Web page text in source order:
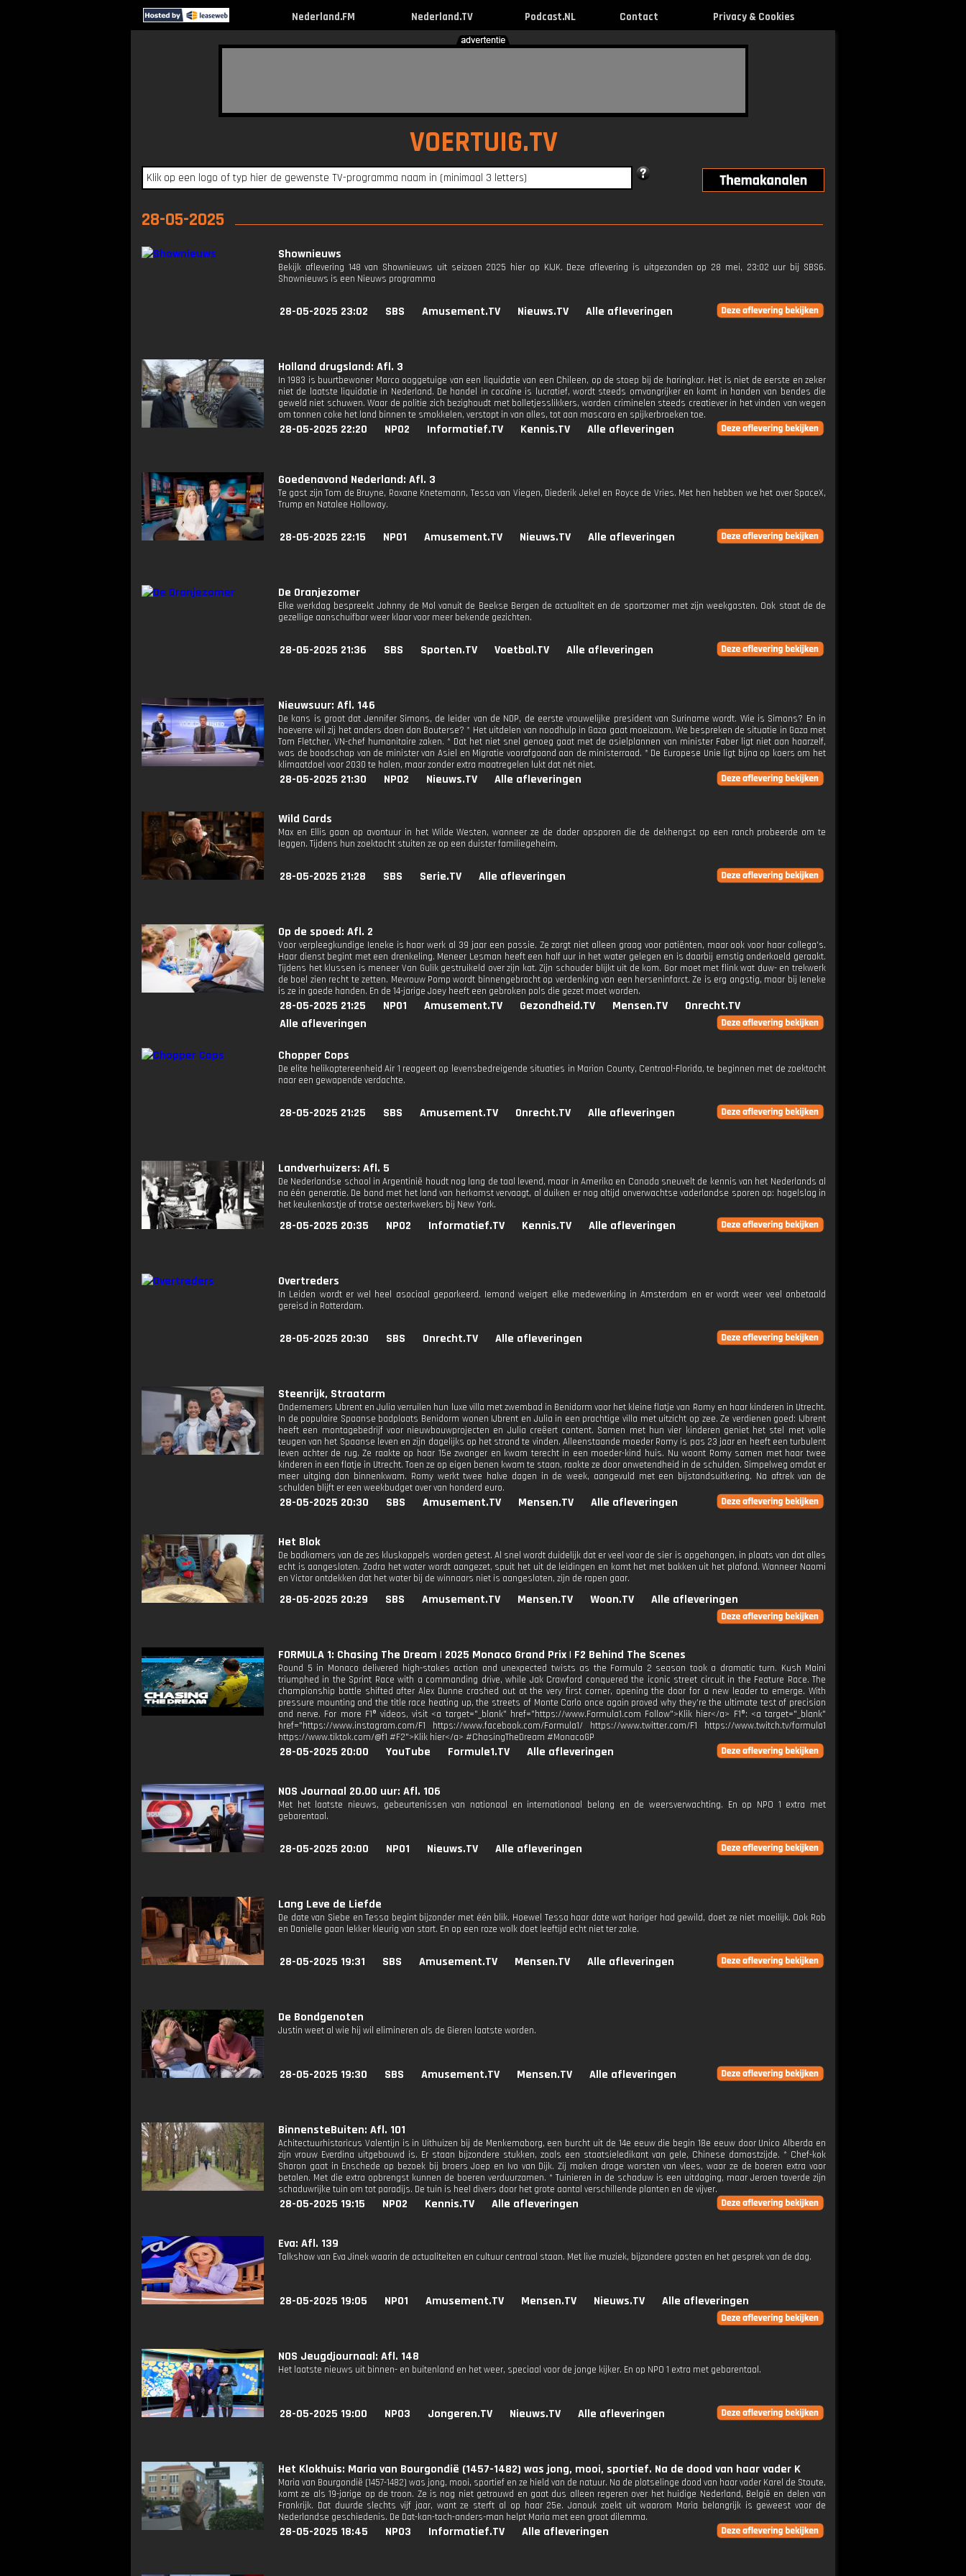
Nederland.FM Nederland.TV Podcast.NL Contact Privacy & Cookies
VOERTUIG.TV
28-05-2025
Shownieuws
Bekijk aflevering 148 van Shownieuws uit seizoen 2025 hier op KIJK. Deze aflevering is uitgezonden op 28 mei, 23:02 uur bij SBS6.
Shownieuws is een Nieuws programma
28-05-2025 23:02 SBS Amusement.TV Nieuws.TV Alle afleveringen
Holland drugsland: Afl. 3
In 1983 is buurtbewoner Marco ooggetuige van een liquidatie van een Chileen, op de stoep bij de haringkar. Het is niet de eerste en zeker
niet de laatste liquidatie in Nederland. De handel in cocaïne is lucratief, wordt steeds omvangrijker en komt in handen van bendes die
geweld niet schuwen. Waar de politie zich bezighoudt met bolletjesslikkers, worden criminelen steeds creatiever in het vinden van wegen
om tonnen coke het land binnen te smokkelen, verstopt in van alles, tot aan mascara en spijkerbroeken toe.
28-05-2025 22:20 NPO2 Informatief.TV Kennis.TV Alle afleveringen
Goedenavond Nederland: Afl. 3
Te gast zijn Tom de Bruyne, Roxane Knetemann, Tessa van Viegen, Diederik Jekel en Royce de Vries. Met hen hebben we het over SpaceX,
Trump en Natalee Holloway.
28-05-2025 22:15 NPO1 Amusement.TV Nieuws.TV Alle afleveringen
De Oranjezomer
Elke werkdag bespreekt Johnny de Mol vanuit de Beekse Bergen de actualiteit en de sportzomer met zijn weekgasten. Ook staat de de
gezellige aanschuifbar weer klaar voor meer bekende gezichten.
28-05-2025 21:36 SBS Sporten.TV Voetbal.TV Alle afleveringen
Nieuwsuur: Afl. 146
De kans is groot dat Jennifer Simons, de leider van de NDP, de eerste vrouwelijke president van Suriname wordt. Wie is Simons? En in
hoeverre wil zij het anders doen dan Bouterse? * Het uitdelen van noodhulp in Gaza gaat moeizaam. We bespreken de situatie in Gaza met
Tom Fletcher, VN-chef humanitaire zaken. * Dat het niet snel genoeg gaat met de asielplannen van minister Faber ligt niet aan haarzelf,
was de boodschap van de minister van Asiel en Migratie voorafgaand aan de ministerraad. * De Europese Unie ligt bijna op koers om het
klimaatdoel voor 2030 te halen, maar zonder extra maatregelen lukt dat nét niet.
28-05-2025 21:30 NPO2 Nieuws.TV Alle afleveringen
Wild Cards
Max en Ellis gaan op avontuur in het Wilde Westen, wanneer ze de dader opsporen die de dekhengst op een ranch probeerde om te
leggen. Tijdens hun zoektocht stuiten ze op een duister familiegeheim.
28-05-2025 21:28 SBS Serie.TV Alle afleveringen
Op de spoed: Afl. 2
Voor verpleegkundige Ieneke is haar werk al 39 jaar een passie. Ze zorgt niet alleen graag voor patiënten, maar ook voor haar collega's.
Haar dienst begint met een drenkeling. Meneer Lesman heeft een half uur in het water gelegen en is daarbij ernstig onderkoeld geraakt.
Tijdens het klussen is meneer Van Gulik gestruikeld over zijn kat. Zijn schouder blijkt uit de kom. Gor moet met flink wat duw- en trekwerk
de boel zien recht te zetten. Mevrouw Pomp wordt binnengebracht op verdenking van een herseninfarct. Ze is erg angstig, maar bij Ieneke
is ze in goede handen. En de 14-jarige Joey heeft een gebroken pols die gezet moet worden.
28-05-2025 21:25 NPO1 Amusement.TV Gezondheid.TV Mensen.TV
Onrecht.TV
Alle afleveringen
Chopper Cops
De elite helikoptereenheid Air 1 reageert op levensbedreigende situaties in Marion County, Centraal-Florida, te beginnen met de zoektocht
naar een gewapende verdachte.
28-05-2025 21:25 SBS Amusement.TV Onrecht.TV Alle afleveringen
Landverhuizers: Afl. 5
De Nederlandse school in Argentinië houdt nog lang de taal levend, maar in Amerika en Canada sneuvelt de kennis van het Nederlands al
na één generatie. De band met het land van herkomst vervaagt, al duiken er nog altijd onverwachtse vaderlandse sporen op: hagelslag in
het keukenkastje of trotse oesterkwekers bij New York.
28-05-2025 20:35 NPO2 Informatief.TV Kennis.TV Alle afleveringen
Overtreders
In Leiden wordt er wel heel asociaal geparkeerd. Iemand weigert elke medewerking in Amsterdam en er wordt weer veel onbetaald
gereisd in Rotterdam.
28-05-2025 20:30 SBS Onrecht.TV Alle afleveringen
Steenrijk, Straatarm
Ondernemers IJbrent en Julia verruilen hun luxe villa met zwembad in Benidorm voor het kleine flatje van Romy en haar kinderen in Utrecht.
In de populaire Spaanse badplaats Benidorm wonen IJbrent en Julia in een prachtige villa met uitzicht op zee. Ze verdienen goed: IJbrent
heeft een montagebedrijf voor nieuwbouwprojecten en Julia creëert content. Samen met hun vier kinderen geniet het stel met volle
teugen van het Spaanse leven en zijn dagelijks op het strand te vinden. Alleenstaande moeder Romy is pas 23 jaar en heeft een turbulent
leven achter de rug. Ze raakte op haar 15e zwanger en kwam terecht in een moeder-kind huis. Nu woont Romy samen met haar twee
kinderen in een flatje in Utrecht. Toen ze op eigen benen kwam te staan, raakte ze door onwetendheid in de schulden. Simpelweg omdat er
meer uitging dan binnenkwam. Romy werkt twee halve dagen in de week, aangevuld met een bijstandsuitkering. Na aftrek van de
schulden blijft er een weekbudget over van honderd euro.
28-05-2025 20:30 SBS Amusement.TV Mensen.TV Alle afleveringen
Het Blok
De badkamers van de zes kluskoppels worden getest. Al snel wordt duidelijk dat er veel voor de sier is opgehangen, in plaats van dat alles
echt is aangesloten. Zodra het water wordt aangezet, spuit het uit de leidingen en komt het met bakken uit het plafond. Wanneer Naomi
en Victor ontdekken dat het water bij de winnaars niet is aangesloten, zijn de rapen gaar.
28-05-2025 20:29 SBS Amusement.TV Mensen.TV Woon.TV Alle afleveringen
FORMULA 1: Chasing The Dream | 2025 Monaco Grand Prix | F2 Behind The Scenes
Round 5 in Monaco delivered high-stakes action and unexpected twists as the Formula 2 season took a dramatic turn. Kush Maini
triumphed in the Sprint Race with a commanding drive, while Jak Crawford conquered the iconic street circuit in the Feature Race. The
championship battle shifted after Alex Dunne crashed out at the very first corner, opening the door for a new leader to emerge. With
pressure mounting and the title race heating up, the streets of Monte Carlo once again proved why they’re the ultimate test of precision
and nerve. For more F1® videos, visit <a target="_blank" href="https://www.Formula1.com Follow">Klik hier</a> F1®: <a target="_blank"
href="https://www.instagram.com/F1 https://www.facebook.com/Formula1/ https://www.twitter.com/F1 https://www.twitch.tv/formula1
https://www.tiktok.com/@f1 #F2">Klik hier</a> #ChasingTheDream #MonacoGP
28-05-2025 20:00 YouTube Formule1.TV Alle afleveringen
NOS Journaal 20.00 uur: Afl. 106
Met het laatste nieuws, gebeurtenissen van nationaal en internationaal belang en de weersverwachting. En op NPO 1 extra met
gebarentaal.
28-05-2025 20:00 NPO1 Nieuws.TV Alle afleveringen
Lang Leve de Liefde
De date van Siebe en Tessa begint bijzonder met één blik. Hoewel Tessa haar date wat hariger had gewild, doet ze niet moeilijk. Ook Rob
en Danielle gaan lekker kleurig van start. En op een roze wolk doet leeftijd echt niet ter zake.
28-05-2025 19:31 SBS Amusement.TV Mensen.TV Alle afleveringen
De Bondgenoten
Justin weet al wie hij wil elimineren als de Gieren laatste worden.
28-05-2025 19:30 SBS Amusement.TV Mensen.TV Alle afleveringen
BinnensteBuiten: Afl. 101
Achitectuurhistoricus Valentijn is in Uithuizen bij de Menkemaborg, een burcht uit de 14e eeuw die begin 18e eeuw door Unico Alberda en
zijn vrouw Everdina uitgebouwd is. Er staan bijzondere stukken, zoals een staatsieledikant van gele, Chinese damastzijde. * Chef-kok
Sharon gaat in Enschede op bezoek bij broers Joep en Ivo van Dijk. Zij maken droge worsten van vlees, waar ze de boeren extra voor
betalen. Met die extra opbrengst kunnen de boeren verduurzamen. * Tuinieren in de schaduw is een uitdaging, maar Jeroen toverde zijn
schaduwrijke tuin om tot paradijs. De tuin is heel divers door het grote aantal verschillende planten en de vijver.
28-05-2025 19:15 NPO2 Kennis.TV Alle afleveringen
Eva: Afl. 139
Talkshow van Eva Jinek waarin de actualiteiten en cultuur centraal staan. Met live muziek, bijzondere gasten en het gesprek van de dag.
28-05-2025 19:05 NPO1 Amusement.TV Mensen.TV Nieuws.TV Alle afleveringen
NOS Jeugdjournaal: Afl. 148
Het laatste nieuws uit binnen- en buitenland en het weer, speciaal voor de jonge kijker. En op NPO 1 extra met gebarentaal.
28-05-2025 19:00 NPO3 Jongeren.TV Nieuws.TV Alle afleveringen
Het Klokhuis: Maria van Bourgondië (1457-1482) was jong, mooi, sportief. Na de dood van haar vader K
Maria van Bourgondië (1457-1482) was jong, mooi, sportief en ze hield van de natuur. Na de plotselinge dood van haar vader Karel de Stoute,
komt ze als 19-jarige op de troon. Ze is nog niet getrouwd en gaat dus alleen regeren over het huidige Nederland, België en delen van
Frankrijk. Dat duurde slechts vijf jaar, want ze sterft al op haar 25e. Janouk zoekt uit waarom Maria belangrijk is geweest voor de
Nederlandse geschiedenis. De Dat-kan-toch-anders-man helpt Maria met een groot dilemma.
28-05-2025 18:45 NPO3 Informatief.TV Alle afleveringen